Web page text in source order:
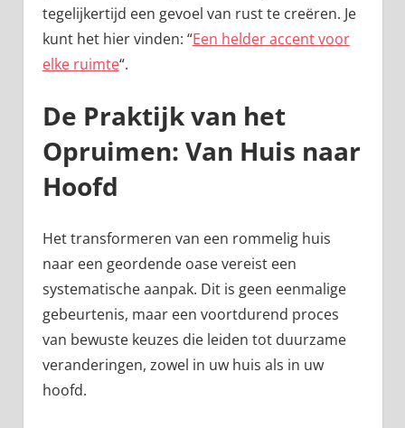
tegelijkertijd een gevoel van rust te creëren. Je
kunt het hier vinden: “Een helder accent voor
elke ruimte“.
De Praktijk van het
Opruimen: Van Huis naar
Hoofd
Het transformeren van een rommelig huis
naar een geordende oase vereist een
systematische aanpak. Dit is geen eenmalige
gebeurtenis, maar een voortdurend proces
van bewuste keuzes die leiden tot duurzame
veranderingen, zowel in uw huis als in uw
hoofd.